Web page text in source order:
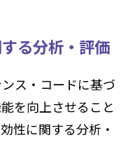
る分析・評価
ス・コードに基づ
を向上させること
性に関する分析・